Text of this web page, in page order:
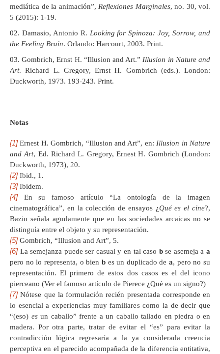
mediática de la animación”, Reflexiones Marginales, no. 30, vol.
5 (2015): 1-19.
Damasio, Antonio R. Looking for Spinoza: Joy, Sorrow, and
the Feeling Brain. Orlando: Harcourt, 2003. Print.
Gombrich, Ernst H. “Illusion and Art.” Illusion in Nature and
Art. Richard L. Gregory, Ernst H. Gombrich (eds.). London:
Duckworth, 1973. 193-243. Print.
Notas
[1]Ernest H. Gombrich, “Illusion and Art”, en: Illusion in Nature
and Art, Ed. Richard L. Gregory, Ernest H. Gombrich (London:
Duckworth, 1973), 20.
[2]Ibid., 1.
[3]Ibidem.
[4]En su famoso artículo “La ontología de la imagen
cinematográfica”, en la colección de ensayos ¿Qué es el cine?,
Bazin señala agudamente que en las sociedades arcaicas no se
distinguía entre el objeto y su representación.
[5]Gombrich, “Illusion and Art”, 5.
[6]La semejanza puede ser casual y en tal caso bse asemeja aa
pero no lo representa, o bien bes un duplicado dea, pero no su
representación. El primero de estos dos casos es el del icono
pierceano (Ver el famoso artículo de Pierece ¿Qué es un signo?)
[7]Nótese que la formulación recién presentada corresponde en
lo esencial a experiencias muy familiares como la de decir que
“(eso) esun caballo” frente a un caballo tallado en piedra o en
madera. Por otra parte, tratar de evitar el “es” para evitar la
contradicción lógica regresaría a la ya considerada creencia
perceptiva en el parecido acompañada de la diferencia entitativa,